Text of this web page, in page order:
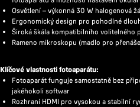
Osvětlení – výkonná 30 W halogenová
Ergonomický design pro pohodlné
Široká škála kompatibilního volitelného
Rameno mikroskopu (madlo pro
Klíčové vlastnosti fotoaparátu:
Fotoaparát funguje samostatně bez
jakéhokoli softwar
Rozhraní HDMI pro vysokou a stabilní